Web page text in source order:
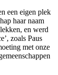
een eigen plek
haar naam
en werd
zoals Paus
met onze